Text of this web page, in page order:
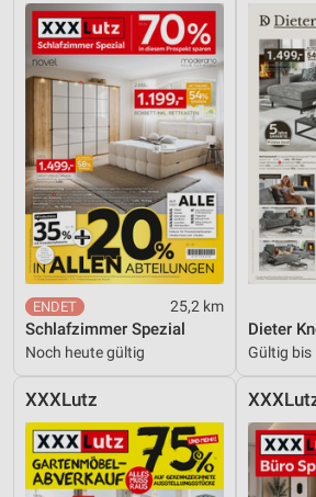
25,2 km
Schlafzimmer Spezial
Noch heute gültig
Dieter
Gültig bis
XXXLutz
Verwendung von Profilen zur Auswahl
personalisierter Werbung
Erstellung von Profilen zur
von Inhalten
Verwendung von Profilen zur Auswahl
personalisierter Inhalte
Messung der Werbeleistung
Messung der Performance von Inhalten
Kombinationen von Daten aus
Quellen
Inhalten
IAB-Besonderheiten: